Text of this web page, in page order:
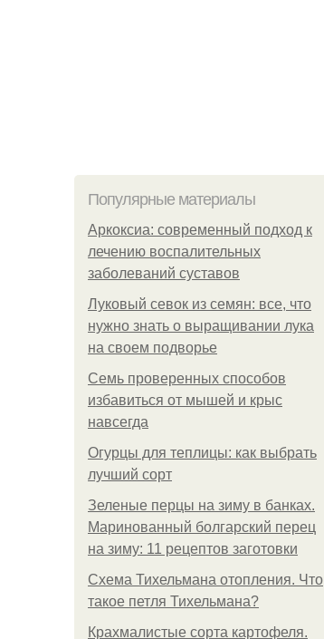
Популярные материалы
Аркоксиа: современный подход к
лечению воспалительных
заболеваний суставов
Луковый севок из семян: все, что
нужно знать о выращивании лука
на своем подворье
Семь проверенных способов
избавиться от мышей и крыс
навсегда
Огурцы для теплицы: как выбрать
лучший сорт
Зеленые перцы на зиму в банках.
Маринованный болгарский перец
на зиму: 11 рецептов заготовки
Схема Тихельмана отопления. Что
такое петля Тихельмана?
Крахмалистые сорта картофеля.